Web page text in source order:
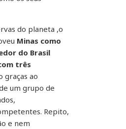
do planeta ,o
Minas como
do Brasil
três
graças ao
um grupo de
Repito,
e nem